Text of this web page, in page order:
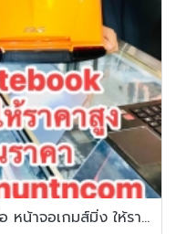
รับซื้อNotebook MacBook มือถือ หน้าจอเกมส์มิ่ง ให้ราคาสูง